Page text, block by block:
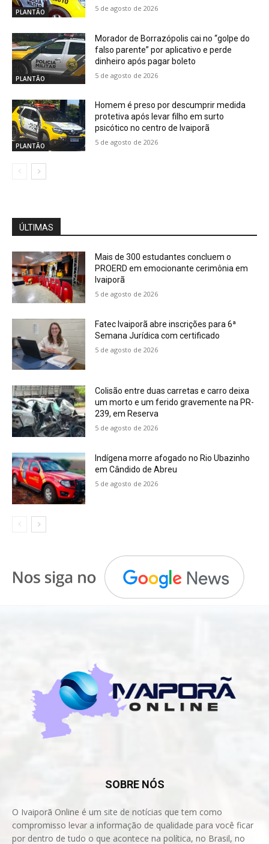
PLANTÃO 5 de agosto de 2026
PLANTÃO
Morador de Borrazópolis cai no “golpe do
falso parente” por aplicativo e perde
dinheiro após pagar boleto
5 de agosto de 2026
PLANTÃO
Homem é preso por descumprir medida
protetiva após levar filho em surto
psicótico no centro de Ivaiporã
5 de agosto de 2026
ÚLTIMAS
Mais de 300 estudantes concluem o
PROERD em emocionante cerimônia em
Ivaiporã
5 de agosto de 2026
Fatec Ivaiporã abre inscrições para 6ª
Semana Jurídica com certificado
5 de agosto de 2026
Colisão entre duas carretas e carro deixa
um morto e um ferido gravemente na PR-
239, em Reserva
5 de agosto de 2026
Indígena morre afogado no Rio Ubazinho
em Cândido de Abreu
5 de agosto de 2026
SOBRE NÓS
O Ivaiporã Online é um site de notícias que tem como
compromisso levar a informação de qualidade para você ficar
por dentro de tudo o que acontece na política, no Brasil, no